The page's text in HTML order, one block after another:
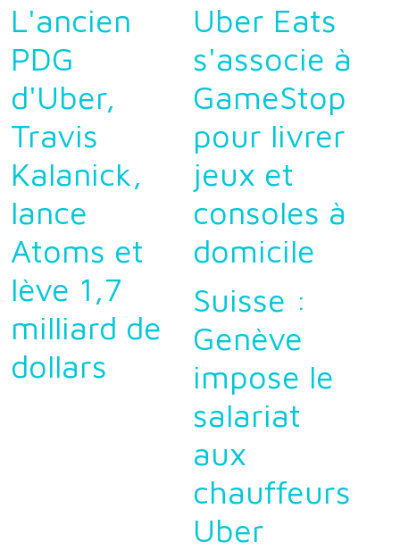
L'ancien
PDG
d'Uber,
Travis
Kalanick,
lance
Atoms et
lève 1,7
milliard de
dollars
Uber Eats
s'associe à
GameStop
pour livrer
jeux et
consoles à
domicile
Suisse :
Genève
impose le
salariat
aux
chauffeurs
Uber